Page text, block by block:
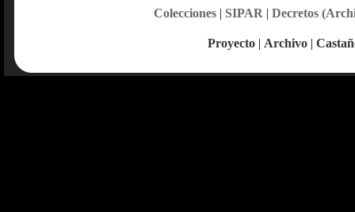
Colecciones| SIPAR | Decretos
Proyecto | Archivo |